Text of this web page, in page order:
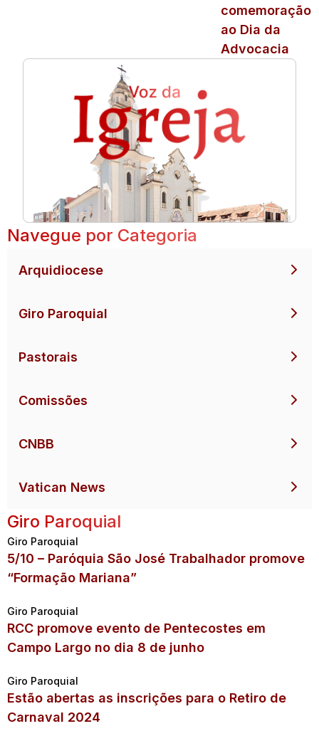
comemoração
ao Dia da
Advocacia
Navegue por Categoria
Arquidiocese
Giro Paroquial
Pastorais
Comissões
CNBB
Vatican News
Giro Paroquial
Giro Paroquial
5/10 – Paróquia São José Trabalhador promove
“Formação Mariana”
Giro Paroquial
RCC promove evento de Pentecostes em
Campo Largo no dia 8 de junho
Giro Paroquial
Estão abertas as inscrições para o Retiro de
Carnaval 2024